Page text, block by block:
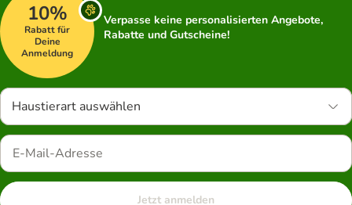
10%
Rabatt für
Deine
Anmeldung
Verpasse keine personalisierten Angebote,
Rabatte und Gutscheine!
Haustierart auswählen
Jetzt anmelden